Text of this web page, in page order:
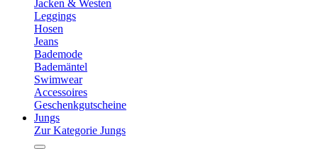
Jacken & Westen
Leggings
Hosen
Jeans
Bademode
Bademäntel
Swimwear
Accessoires
Geschenkgutscheine
Jungs
Zur Kategorie Jungs